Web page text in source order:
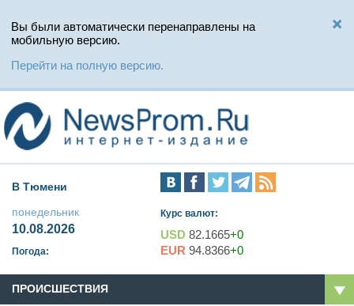
Вы были автоматически перенаправлены на
мобильную версию.
Перейти на полную версию.
В Тюмени
понедельник
10.08.2026
Погода:
Курс валют:
USD 82.1665+0
EUR 94.8366+0
ПРОИСШЕСТВИЯ